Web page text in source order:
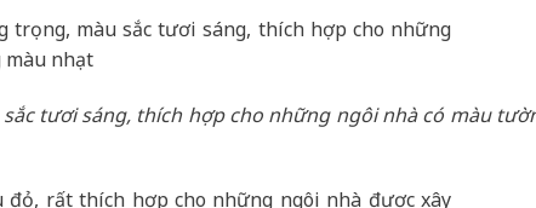
tươi sáng, thích hợp cho những ngôi nhà có màu